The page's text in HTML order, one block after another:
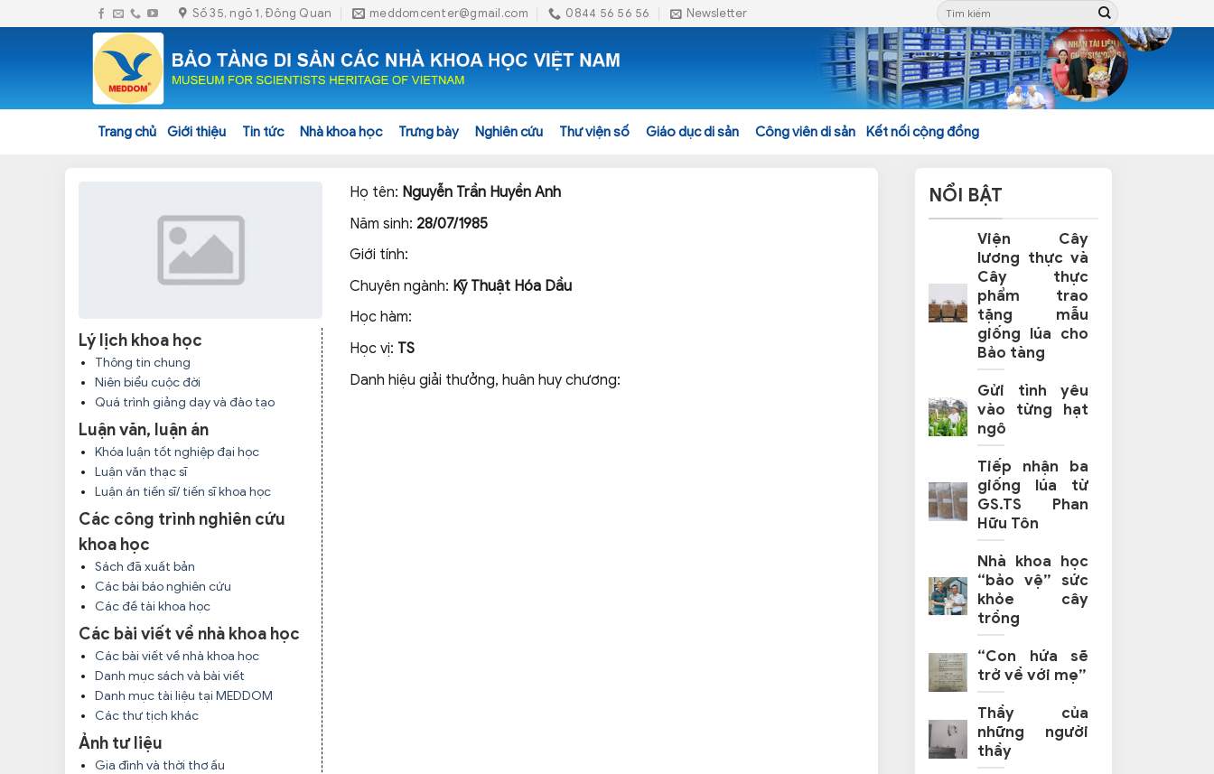
to
Số 35, ngõ 1, Đông Quan meddomcenter@gmail.com 0844 56 56 56 Newsletter
Trang chủ Giới thiệu Tin tức Nhà khoa học Trưng bày Nghiên cứu Thư viện số Giáo dục di sản Công viên di sản Kết nối cộng đồng
Lý lịch khoa học
Thông tin chung
Niên biểu cuộc đời
Quá trình giảng dạy và đào tạo
Luận văn, luận án
Khóa luận tốt nghiệp đại học
Luận văn thạc sĩ
Luận án tiến sĩ/ tiến sĩ khoa học
Các công trình nghiên cứu
khoa học
Sách đã xuất bản
Các bài báo nghiên cứu
Các đề tài khoa học
Các bài viết về nhà khoa học
Các bài viết về nhà khoa học
Danh mục sách và bài viết
Danh mục tài liệu tại MEDDOM
Các thư tịch khác
Ảnh tư liệu
Gia đình và thời thơ ấu
Họ tên: Nguyễn Trần Huyền Anh
Năm sinh: 28/07/1985
Giới tính:
Chuyên ngành: Kỹ Thuật Hóa Dầu
Học hàm:
Học vị: TS
Danh hiệu giải thưởng, huân huy chương:
NỔI BẬT
Viện Cây
lương thực và
Cây thực
phẩm trao
tặng mẫu
giống lúa cho
Bảo tàng
Gửi tình yêu
vào từng hạt
ngô
Tiếp nhận ba
giống lúa từ
GS.TS Phan
Hữu Tôn
Nhà khoa học
“bảo vệ” sức
khỏe cây
trồng
“Con hứa sẽ
trở về với mẹ”
Thầy của
những người
thầy